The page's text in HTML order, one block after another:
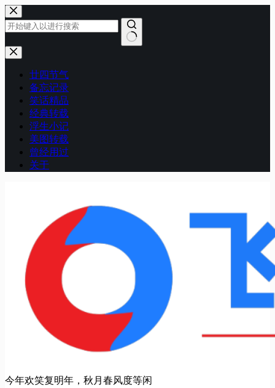
跳
至
内
容
无
廿四节气
备忘记录
笑话精品
经典转载
浮生小记
美图转载
曾经用过
关于
今年欢笑复明年，秋月春风度等闲